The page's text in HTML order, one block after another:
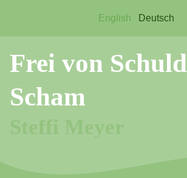
English Deutsch
Frei von
Scham
Steffi Meyer